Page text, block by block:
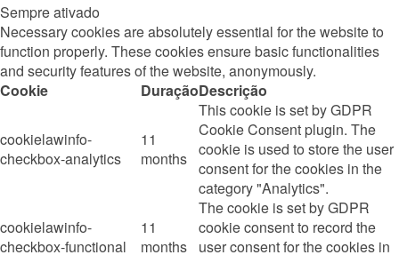
Sempre ativado
Necessary cookies are absolutely essential for the website to
function properly. These cookies ensure basic functionalities
and security features of the website, anonymously.
Cookie
DuraçãoDescrição
cookielawinfo-
checkbox-analytics
11
months
This cookie is set by GDPR
Cookie Consent plugin. The
cookie is used to store the user
consent for the cookies in the
category "Analytics".
cookielawinfo-
checkbox-functional
11
months
The cookie is set by GDPR
cookie consent to record the
user consent for the cookies in